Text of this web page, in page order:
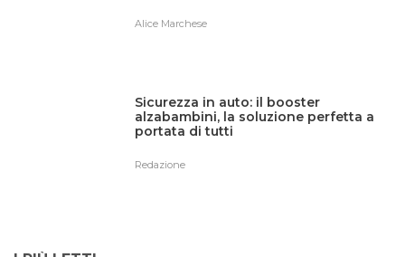
Alice Marchese
Sicurezza in auto: il booster
alzabambini, la soluzione perfetta a
portata di tutti
Redazione